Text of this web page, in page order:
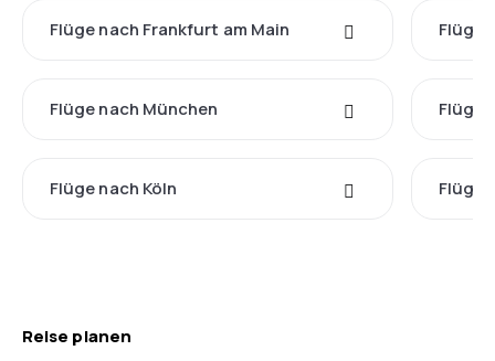
Flüge nach Frankfurt am Main Flüge
Flüge nach München Flüge
Flüge nach Köln Flüge
Reise planen